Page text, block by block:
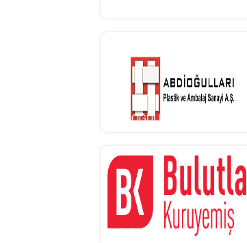
ABDİOĞULLARI
bulutlar